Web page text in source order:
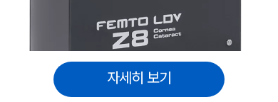
자세히 보기